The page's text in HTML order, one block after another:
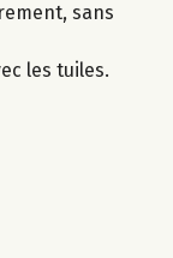
sans
les tuiles.